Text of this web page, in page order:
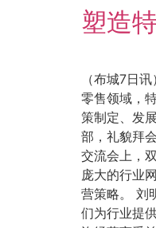
塑造
（布城7日
零售领域，
策制定、发
部，礼貌拜
交流会上，
庞大的行业
营策略。 刘
们为行业提